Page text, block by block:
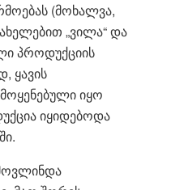
(მოხალვა,
„ვილა“ და
პროდუქციის
ყავის
იყო
იყიდებოდა